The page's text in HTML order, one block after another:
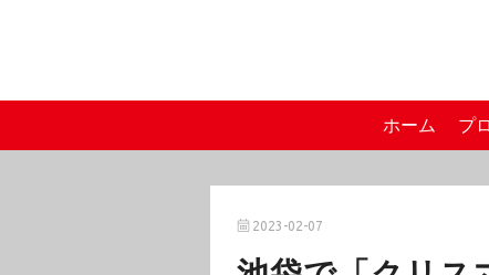
ホーム プ
2023-02-07